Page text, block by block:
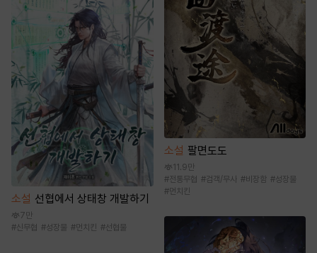
소설 선협에서 상태창 개발하기
7만
#신무협 #성장물 #먼치킨 #선협물
소설 팔면도도
11.9만
#전통무협 #검객/무사 #비장함 #성장물
#먼치킨